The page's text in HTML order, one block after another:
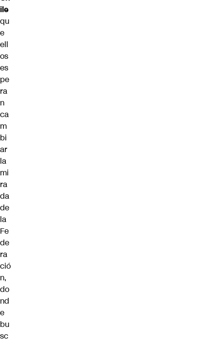
ile
qu
e
ell
os
es
pe
ra
n
ca
m
bi
ar
la
mi
ra
da
de
la
Fe
de
ra
ció
n,
do
nd
e
bu
sc